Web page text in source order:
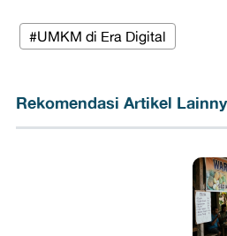
#UMKM di Era Digital
Rekomendasi Artikel